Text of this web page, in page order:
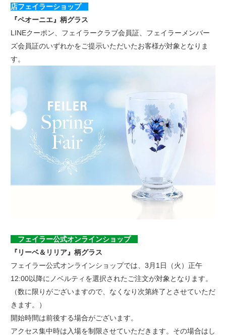
店フェイラーショップ
『ペオーニエ』柄グラス
LINEクーポン、フェイラークラブ会員証、フェイラーメンバー
ズ会員証のいずれかをご提示いただいたお客様が対象となりま
す。
フェイラー公式オンラインショップ
『リーベ＆リリア』柄グラス
フェイラー公式オンラインショップでは、3月1日（火）正午
12:00以降にノベルティを選択されたご注文が対象となります。
（数に限りがございますので、なくなり次第終了とさせていただ
きます。）
開始時間は前後する場合がございます。
アクセス集中時は入場を制限させていただきます。その場合はし